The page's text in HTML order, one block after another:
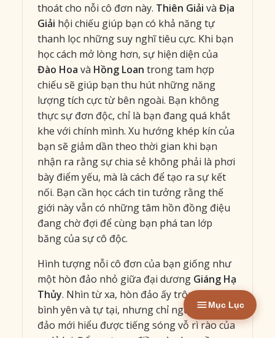
thoát cho nỗi cô đơn này. Thiên Giải và Địa
Giải hội chiếu giúp bạn có khả năng tự
thanh lọc những suy nghĩ tiêu cực. Khi bạn
học cách mở lòng hơn, sự hiện diện của
Đào Hoa và Hồng Loan trong tam hợp
chiếu sẽ giúp bạn thu hút những năng
lượng tích cực từ bên ngoài. Bạn không
thực sự đơn độc, chỉ là bạn đang quá khắt
khe với chính mình. Xu hướng khép kín của
bạn sẽ giảm dần theo thời gian khi bạn
nhận ra rằng sự chia sẻ không phải là phơi
bày điểm yếu, mà là cách để tạo ra sự kết
nối. Bạn cần học cách tin tưởng rằng thế
giới này vẫn có những tâm hồn đồng điệu
đang chờ đợi để cùng bạn phá tan lớp
băng của sự cô độc.
Hình tượng nỗi cô đơn của bạn giống như
một hòn đảo nhỏ giữa đại dương Giáng Hạ
Thủy. Nhìn từ xa, hòn đảo ấy trông thật
bình yên và tự tại, nhưng chỉ người ở trên
đảo mới hiểu được tiếng sóng vỗ rì rào của
Mục Lục